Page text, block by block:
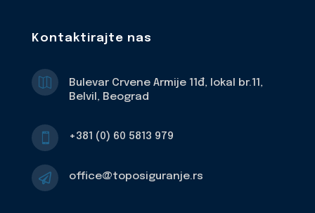
Kontaktirajte nas

Bulevar Crvene Armije 11đ, lokal br.11,
Belvil, Beograd
 +381 (0) 60 5813 979
 office@toposiguranje.rs